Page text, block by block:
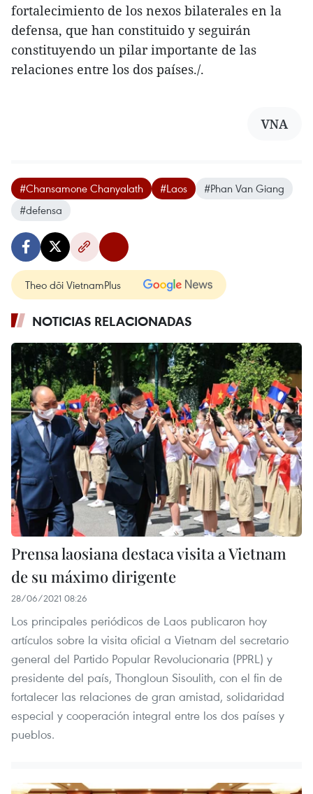
fortalecimiento de los nexos bilaterales en la
defensa, que han constituido y seguirán
constituyendo un pilar importante de las
relaciones entre los dos países./.
VNA
#Chansamone Chanyalath #Laos
#Phan Van Giang
#defensa
Theo dõi VietnamPlus
NOTICIAS RELACIONADAS
Prensa laosiana destaca visita a Vietnam
de su máximo dirigente
28/06/2021 08:26
Los principales periódicos de Laos publicaron hoy
artículos sobre la visita oficial a Vietnam del secretario
general del Partido Popular Revolucionaria (PPRL) y
presidente del país, Thongloun Sisoulith, con el fin de
fortalecer las relaciones de gran amistad, solidaridad
especial y cooperación integral entre los dos países y
pueblos.